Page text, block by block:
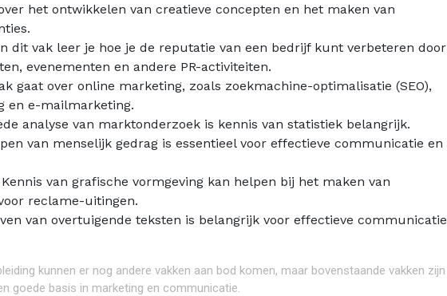
het ontwikkelen van creatieve concepten en het maken van
dit vak leer je hoe je de reputatie van een bedrijf kunt verbeteren door
evenementen en andere PR-activiteiten.
gaat over online marketing, zoals zoekmachine-optimalisatie (SEO),
en e-mailmarketing.
analyse van marktonderzoek is kennis van statistiek belangrijk.
van menselijk gedrag is essentieel voor effectieve communicatie en
van grafische vormgeving kan helpen bij het maken van
reclame-uitingen.
van overtuigende teksten is belangrijk voor effectieve communicatie
kunnen er nog andere vakken aan bod komen, maar bovenstaande vakken zijn
goede basis in marketing en communicatie.